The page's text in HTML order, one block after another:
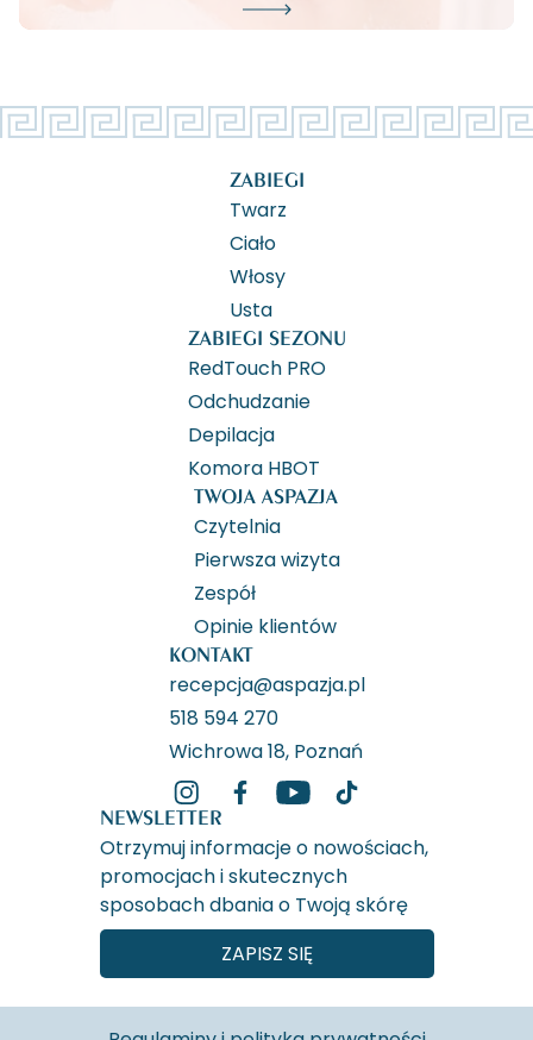
ZABIEGI
Twarz
Ciało
Włosy
Usta
ZABIEGI SEZONU
RedTouch PRO
Odchudzanie
Depilacja
Komora HBOT
TWOJA ASPAZJA
Czytelnia
Pierwsza wizyta
Zespół
Opinie klientów
KONTAKT
recepcja@aspazja.pl
518 594 270
Wichrowa 18, Poznań
NEWSLETTER
Otrzymuj informacje o nowościach,
promocjach i skutecznych
sposobach dbania o Twoją skórę
ZAPISZ SIĘ